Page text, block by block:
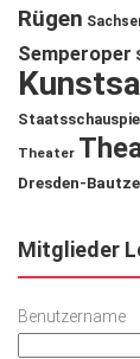
Rügen
Semperoper
Theater
Dresden-
Mitglieder
Benutzername